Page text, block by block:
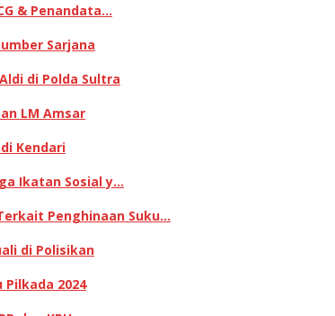
& Penandata…
Sarjana
di Polda Sultra
LM Amsar
Kendari
Ikatan Sosial y…
Penghinaan Suku…
di Polisikan
2024